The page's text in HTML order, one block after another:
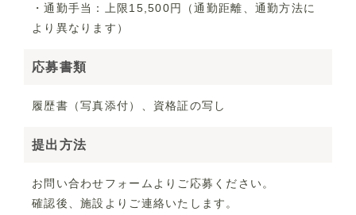
・通勤手当：上限15,500円（通勤距離、通勤方法に
より異なります）
応募書類
履歴書（写真添付）、資格証の写し
提出方法
お問い合わせフォームよりご応募ください。
確認後、施設よりご連絡いたします。